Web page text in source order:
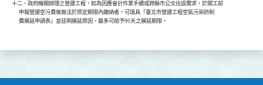
十二、政府機關辦理之營建工程，如為因應會計作業手續或跨縣市公文往返需求，於開工前
      申報營建空污費後無法於原定期限內繳納者，可填具「臺北市營建工程空氣污染防制
      費展延申請表」並註明展延原因，最多可給予90天之展延期限。